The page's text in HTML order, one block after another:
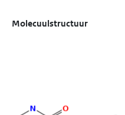
Molecuulstructuur